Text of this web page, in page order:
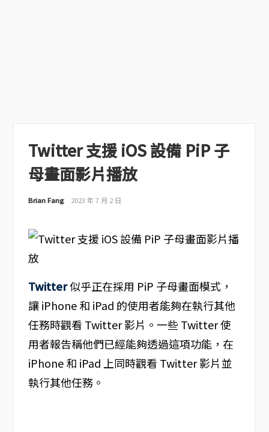
Twitter 支援 iOS 設備 PiP 子
母畫面影片播放
Brian Fang 2023 年 7 月 2 日
Twitter似乎正在採用 PiP 子母畫面模式，
讓 iPhone 和 iPad 的使用者能夠在執行其他
任務時觀看 Twitter 影片。一些 Twitter 使
用者報告稱他們已經能夠透過這項功能，在
iPhone 和 iPad 上同時觀看 Twitter 影片並
執行其他任務。